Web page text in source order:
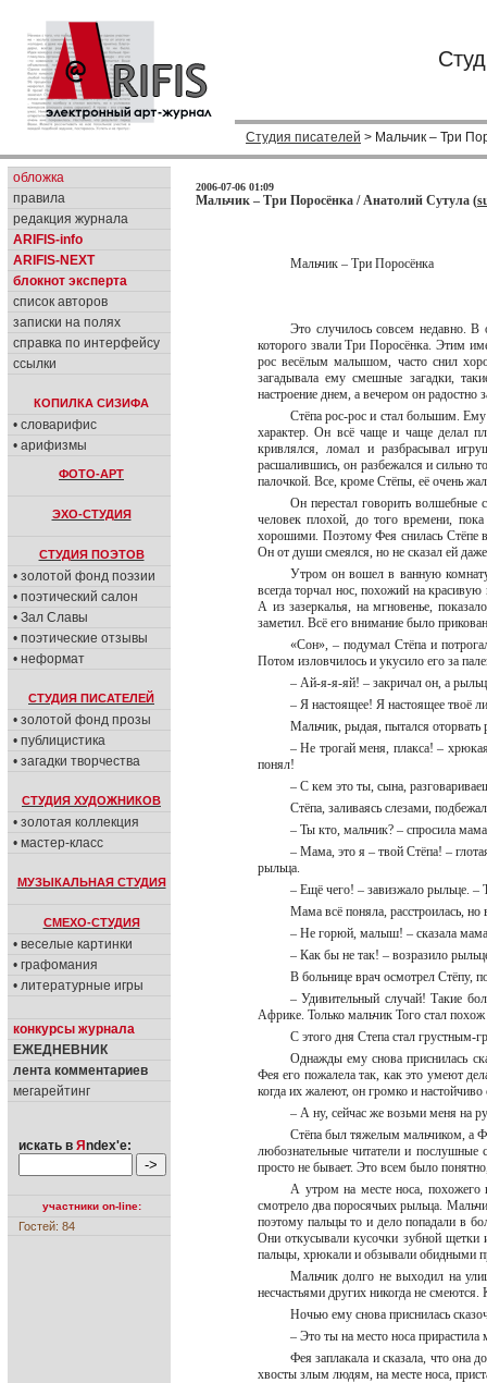
Студия писателей > Мальчик – Три
обложка
правила
редакция журнала
ARIFIS-info
ARIFIS-NEXT
блокнот эксперта
список авторов
записки на полях
справка по интерфейсу
ссылки
КОПИЛКА СИЗИФА
• словарифис
• арифизмы
ФОТО-АРТ
ЭХО-СТУДИЯ
СТУДИЯ ПОЭТОВ
• золотой фонд поэзии
• поэтический салон
• Зал Славы
• поэтические отзывы
• неформат
СТУДИЯ ПИСАТЕЛЕЙ
• золотой фонд прозы
• публицистика
• загадки творчества
СТУДИЯ ХУДОЖНИКОВ
• золотая коллекция
• мастер-класс
МУЗЫКАЛЬНАЯ СТУДИЯ
СМЕХО-СТУДИЯ
• веселые картинки
• графомания
• литературные игры
конкурсы журнала
ЕЖЕДНЕВНИК
лента комментариев
мегарейтинг
искать в Я ndex'е:
участники on-line:
Гостей: 84
2006-07-06 01:09
Мальчик – Три Поросёнка / Анатолий Сутула (
Мальчик – Три Поросёнка
Это случилось совсем недавно.
которого звали Три Поросёнка. Этим
рос весёлым малышом, часто снил
загадывала ему смешные загадки,
настроение днем, а вечером он
Стёпа рос-рос и стал большим.
характер. Он всё чаще и чаще делал
кривлялся, ломал и разбрасывал
расшалившись, он разбежался и сильно
палочкой. Все, кроме Стёпы, её очень
Он перестал говорить волшебные
человек плохой, до того времени,
хорошими. Поэтому Фея снилась Стёпе
Он от души смеялся, но не сказал ей
Утром он вошел в ванную
всегда торчал нос, похожий на
А из зазеркалья, на мгновенье,
заметил. Всё его внимание было
«Сон», – подумал Стёпа и
Потом изловчилось и укусило его за
– Ай-я-я-яй! – закричал он, а
– Я настоящее! Я настоящее твоё
Мальчик, рыдая, пытался оторвать
– Не трогай меня, плакса! –
понял!
– С кем это ты, сына,
Стёпа, заливаясь слезами,
– Ты кто, мальчик? – спросила
– Мама, это я – твой Стёпа! –
рыльца.
– Ещё чего! – завизжало рыльце. –
Мама всё поняла, расстроилась, но
– Не горюй, малыш! – сказала
– Как бы не так! – возразило
В больнице врач осмотрел Стёпу,
– Удивительный случай! Такие
Африке. Только мальчик Того стал
С этого дня Степа стал грустным-
Однажды ему снова приснилась
Фея его пожалела так, как это умеют
когда их жалеют, он громко и настойчиво
– А ну, сейчас же возьми меня на
Стёпа был тяжелым мальчиком, а
любознательные читатели и послушные
просто не бывает. Это всем было
А утром на месте носа,
смотрело два поросячьих рыльца.
поэтому пальцы то и дело попадали в
Они откусывали кусочки зубной щетки
пальцы, хрюкали и обзывали обидными
Мальчик долго не выходил на
несчастьями других никогда не
Ночью ему снова приснилась
– Это ты на место носа
Фея заплакала и сказала, что она
хвосты злым людям, на месте носа,